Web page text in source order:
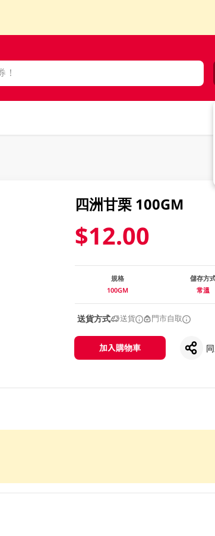
四洲甘栗 100GM
$12.00
規格
100GM
儲存方
常溫
送貨方式 送貨 門市自取
加入購物車